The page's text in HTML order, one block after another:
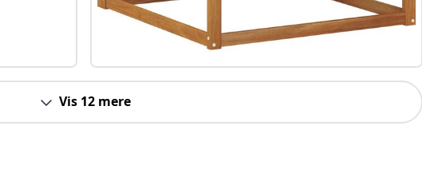
Vis 12 mere